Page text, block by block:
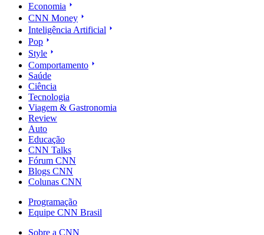
Economia
CNN Money
Inteligência Artificial
Pop
Style
Comportamento
Saúde
Ciência
Tecnologia
Viagem & Gastronomia
Review
Auto
Educação
CNN Talks
Fórum CNN
Blogs CNN
Colunas CNN
Programação
Equipe CNN Brasil
Sobre a CNN